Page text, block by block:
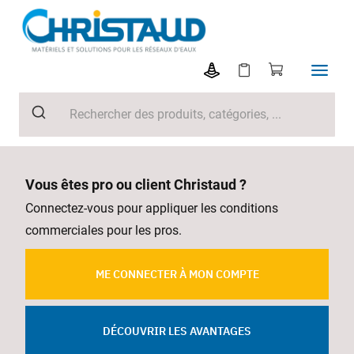
Vous êtes pro ou client Christaud ?
Connectez-vous pour appliquer les conditions
commerciales pour les pros.
ME CONNECTER À MON COMPTE
DÉCOUVRIR LES AVANTAGES